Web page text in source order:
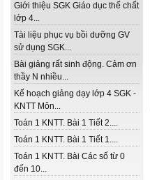
Giới thiệu SGK Giáo dục thể chất
lớp 4...
Tài liệu phục vụ bồi dưỡng GV
sử dụng SGK...
Bài giảng rất sinh động. Cảm ơn
thầy N nhiều...
Kế hoạch giảng dạy lớp 4 SGK -
KNTT Môn...
Toán 1 KNTT. Bài 1 Tiết 2....
Toán 1 KNTT. Bài 1 Tiết 1....
Toán 1 KNTT. Bài Các số từ 0
đến 10...